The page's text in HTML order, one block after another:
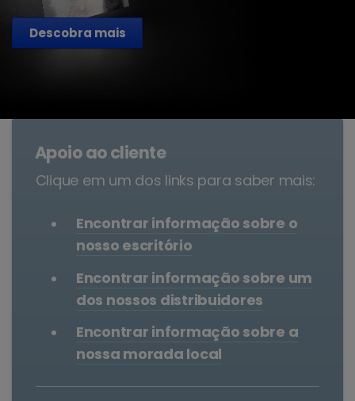
Descobra mais
Apoio ao cliente
Clique em um dos links para saber mais:
Encontrar informação sobre o
nosso escritório
Encontrar informação sobre um
dos nossos distribuidores
Encontrar informação sobre a
nossa morada local